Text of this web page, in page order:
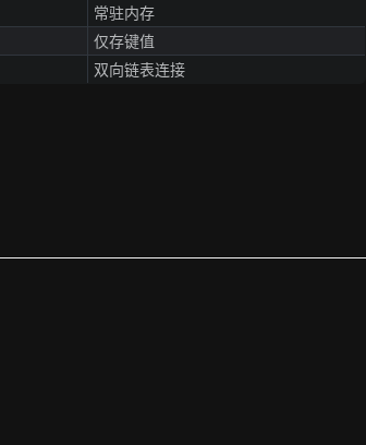
常驻内存
仅存键值
双向链表连接